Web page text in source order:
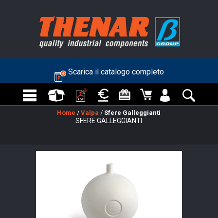
Scarica il catalogo completo
Home /Valpa / Sfere Galleggianti
SFERE GALLEGGIANTI